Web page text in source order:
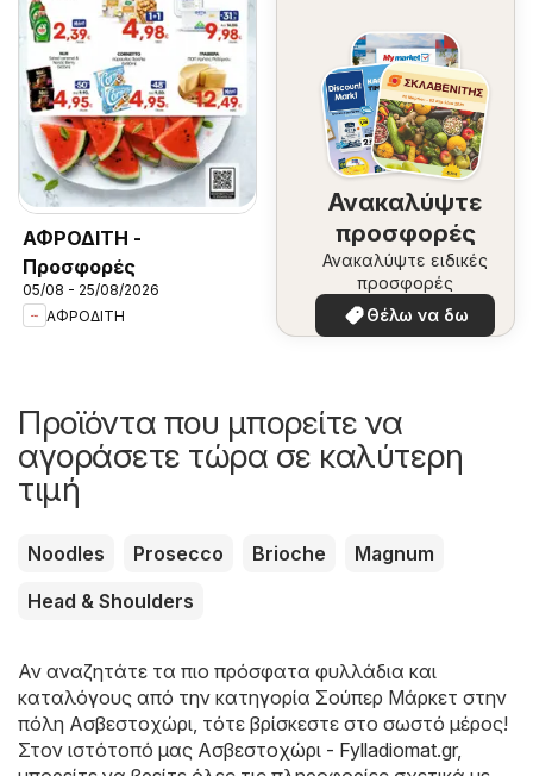
ΑΦΡΟΔΙΤΗ -
Προσφορές
05/08 - 25/08/2026
ΑΦΡΟΔΙΤΗ
Ανακαλύψτε
προσφορές
Ανακαλύψτε ειδικές
προσφορές
Θέλω να δω
Προϊόντα που μπορείτε να
αγοράσετε τώρα σε καλύτερη
τιμή
Noodles Prosecco Brioche
Magnum
Head & Shoulders
Αν αναζητάτε τα πιο πρόσφατα φυλλάδια και
καταλόγους από την κατηγορία Σούπερ Μάρκετ στην
πόλη Ασβεστοχώρι, τότε βρίσκεστε στο σωστό μέρος!
Στον ιστότοπό μας Ασβεστοχώρι - Fylladiomat.gr,